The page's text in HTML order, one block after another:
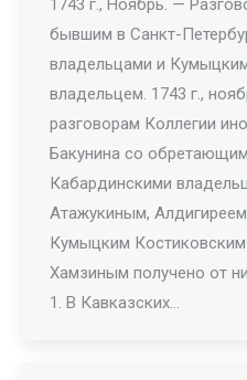
1743 г., Ноябрь. —
бывшим в Санкт-
владельцами и
владельцем. 1743 г.,
разговорам Коллегии
Бакунина со
Кабардинскими
Атажукиным,
Кумыцким
Хамзиным получено от
1. В Кавказских…